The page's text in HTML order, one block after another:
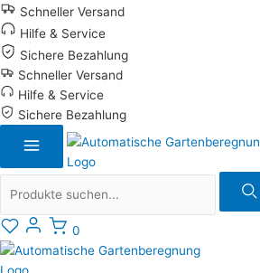
Zum
Inhalt
springen
Schneller Versand
Hilfe & Service
Sichere Bezahlung
Schneller Versand
Hilfe & Service
Sichere Bezahlung
0